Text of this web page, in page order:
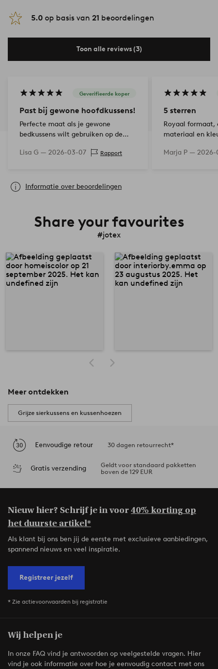
5.0 op basis van 21 beoordelingen
Toon alle reviews (3)
Geverifieerde koper
Past bij gewone hoofdkussens!
Perfecte maat als je gewone
bedkussens wilt gebruiken op de
vinden in iets anders dan
Lisa G — 2026-03-07 Rapport
5 sterren
Royaal formaat,
materiaal en
Marja P — 2026-
Informatie over beoordelingen
Share your favourites
#jotex
Meer ontdekken
Grijze sierkussens en kussenhoezen
Eenvoudige retour 30 dagen retourrecht*
Gratis verzending
Geldt voor standaard pakketten
boven de 129 EUR
Nieuw hier? Schrijf je in voor40% korting op
het duurste artikel*
Als klant bij ons ben jij de eerste met exclusieve aanbiedingen,
spannend nieuws en veel inspiratie.
Registreer jezelf
* Zie actievoorwaarden bij registratie
Wij helpen je
In onze FAQ vind je antwoorden op veelgestelde vragen. Hier
vind je ook informatie over hoe je eenvoudig contact met ons